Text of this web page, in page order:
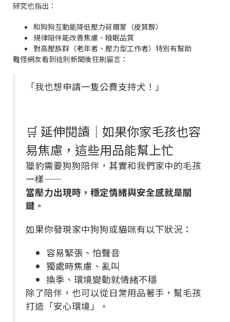
研究也指出：
和狗狗互動能降低壓力荷爾蒙（皮質醇）
規律陪伴能改善焦慮、睡眠品質
對高壓族群（老年者、壓力型工作者）特別有幫助
難怪網友看到這則新聞後狂刷留言：
「我也想申請一隻公費支持犬！」
🛒 延伸閱讀｜如果你家毛孩也容
易焦慮，這些用品能幫上忙
獵豹需要狗狗陪伴，其實和我們家中的毛孩
一樣——
當壓力出現時，穩定情緒與安全感就是關
鍵。
如果你發現家中狗狗或貓咪有以下狀況：
容易緊張、怕聲音
獨處時焦慮、亂叫
換季、環境變動就情緒不穩
除了陪伴，也可以從日常用品著手，幫毛孩
打造「安心環境」。